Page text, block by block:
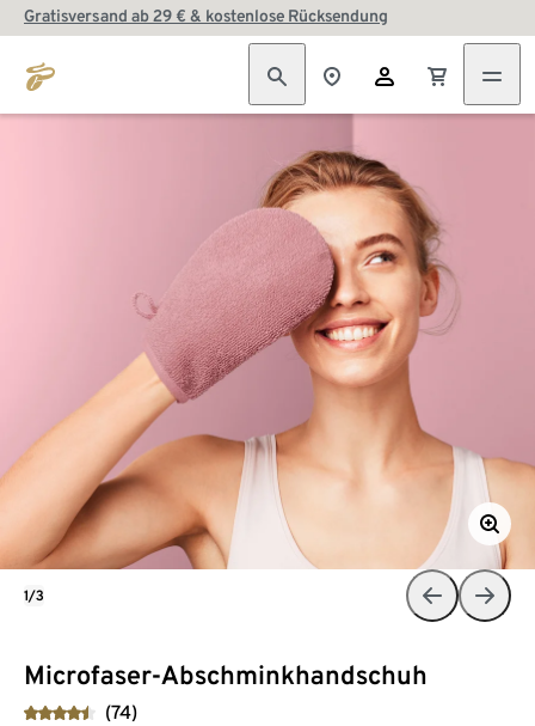
Gratisversand ab 29 € & kostenlose Rücksendung
Microfaser-Abschminkhandschuh
(74)
1/3